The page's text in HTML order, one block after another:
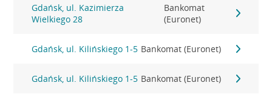
Gdańsk, ul. Kazimierza
Wielkiego 28
Bankomat
(Euronet)
Gdańsk, ul. Kilińskiego 1-5 Bankomat (Euronet)
Gdańsk, ul. Kilińskiego 1-5 Bankomat (Euronet)